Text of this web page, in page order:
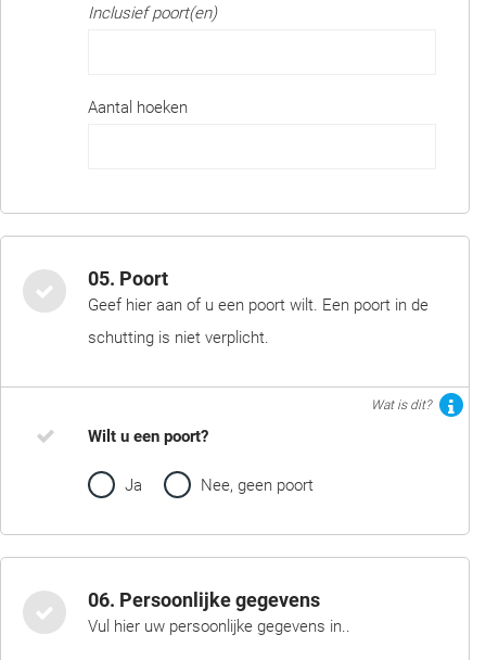
Inclusief poort(en)
Aantal hoeken
05. Poort
Geef hier aan of u een poort wilt. Een poort in de
schutting is niet verplicht.
Wat is dit?
Wilt u een poort?
Ja Nee, geen poort
06. Persoonlijke gegevens
Vul hier uw persoonlijke gegevens in..